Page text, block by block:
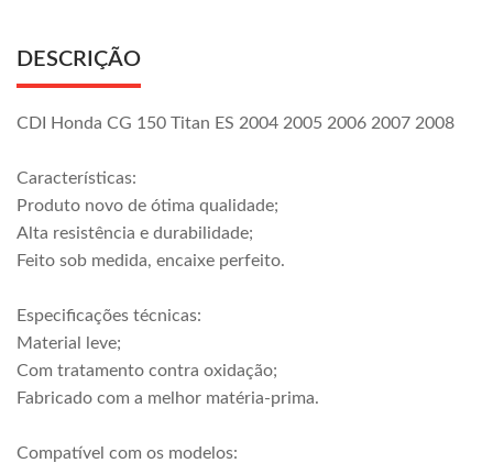
DESCRIÇÃO
CDI Honda CG 150 Titan ES 2004 2005 2006 2007 2008
Características:
Produto novo de ótima qualidade;
Alta resistência e durabilidade;
Feito sob medida, encaixe perfeito.
Especificações técnicas:
Material leve;
Com tratamento contra oxidação;
Fabricado com a melhor matéria-prima.
Compatível com os modelos: